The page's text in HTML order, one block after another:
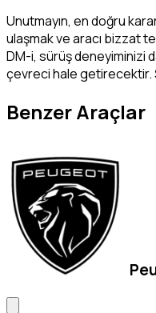
Unutmayın, en doğru
ulaşmak ve aracı bizzat
DM-i, sürüş deneyiminizi
çevreci hale getirecektir.
Benzer Araçlar